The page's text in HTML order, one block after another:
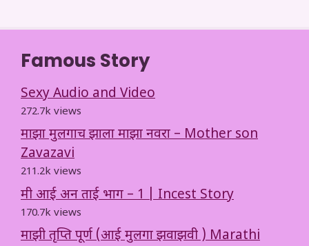
Famous Story
Sexy Audio and Video
272.7k views
माझा मुलगाच झाला माझा नवरा – Mother son
Zavazavi
211.2k views
मी आई अन ताई भाग – 1 | Incest Story
170.7k views
माझी तृप्ति पूर्ण (आई मुलगा झवाझवी ) Marathi